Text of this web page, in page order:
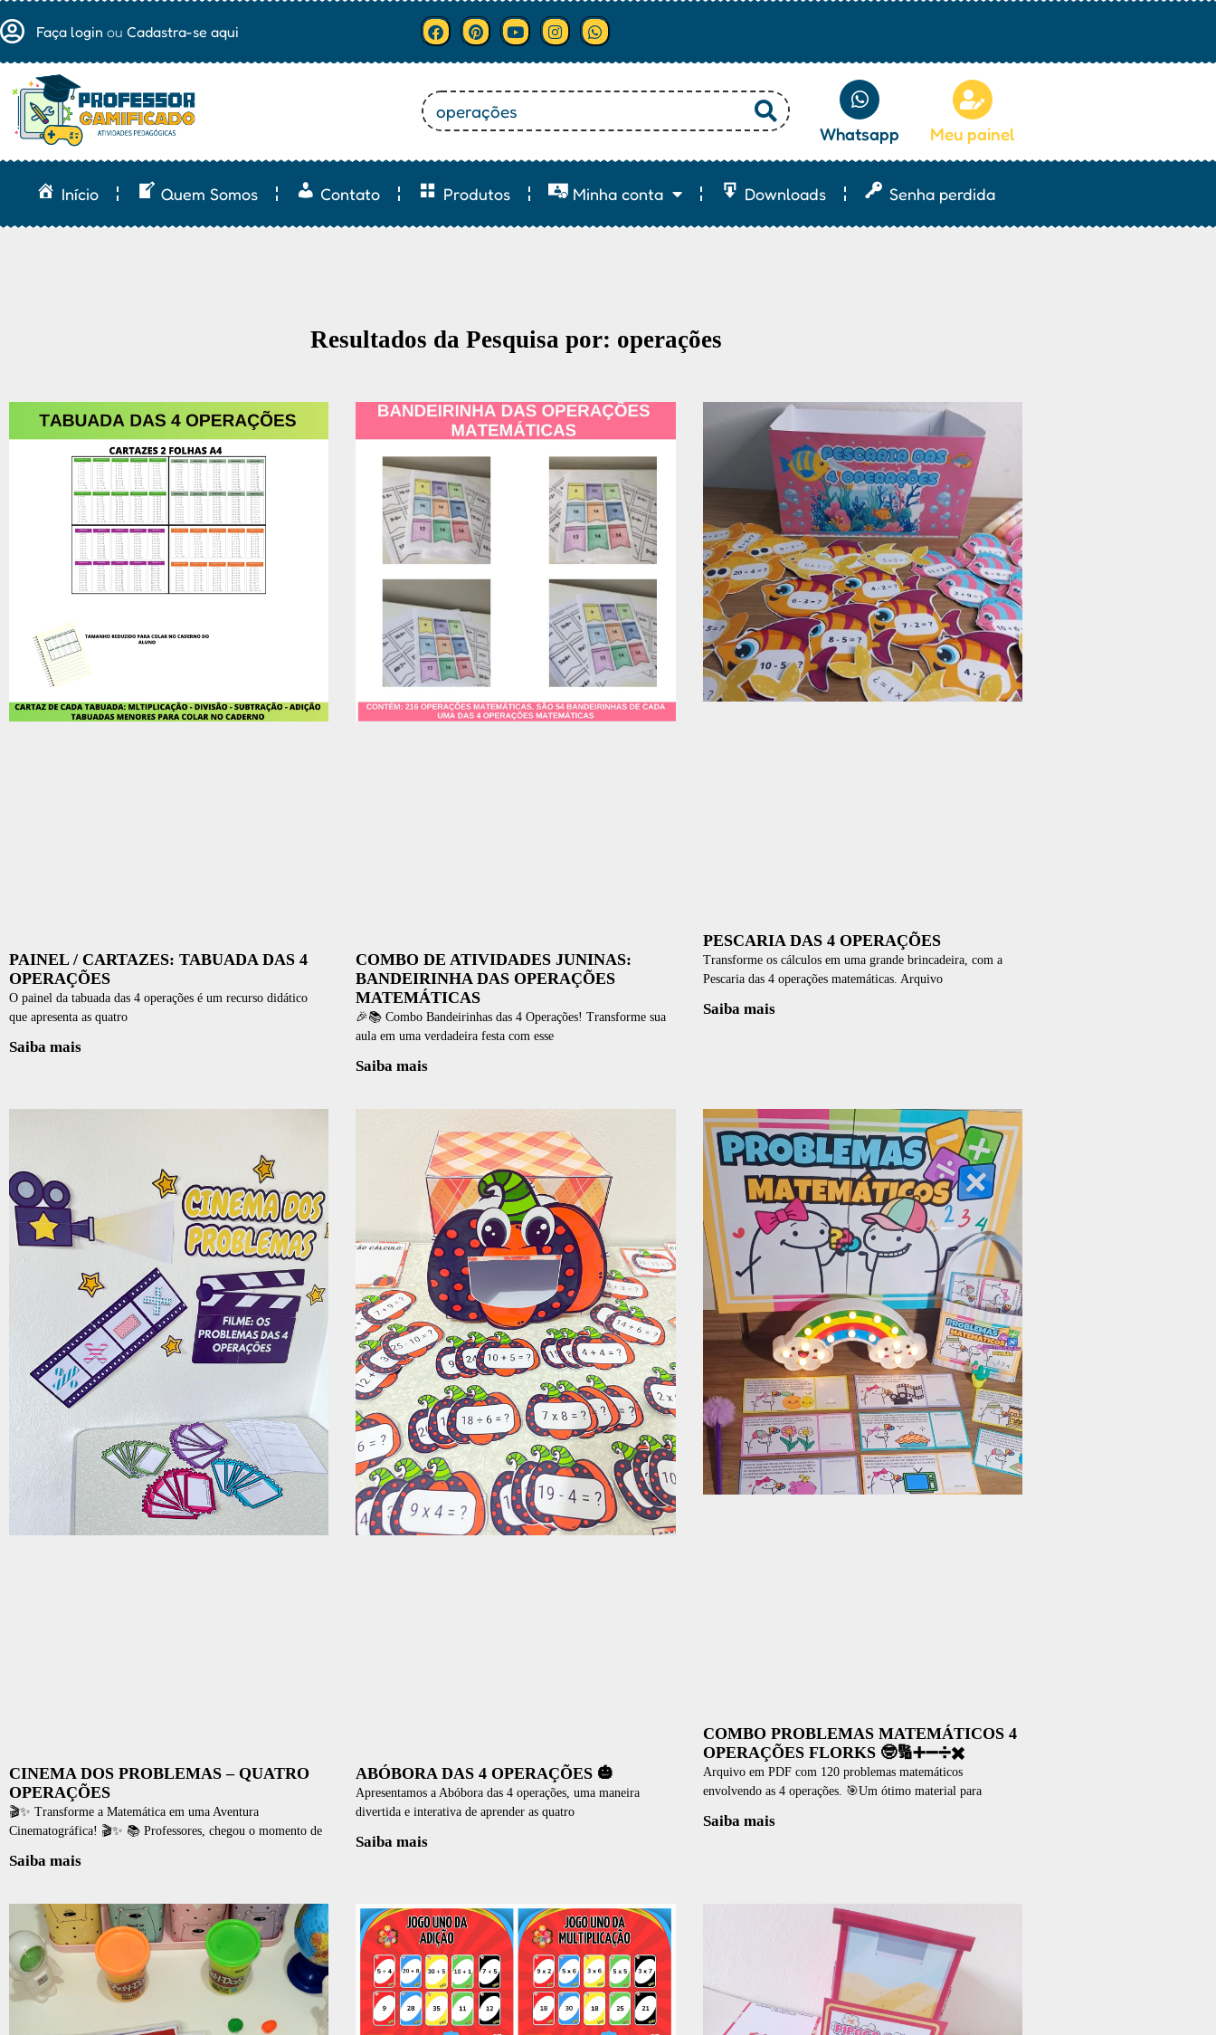
Faça login ou Cadastra-se aqui
Whatsapp Meu painel
Início Quem Somos Contato Produtos Minha conta Downloads Senha perdida
Resultados da Pesquisa por: operações
PAINEL / CARTAZES: TABUADA DAS 4
OPERAÇÕES
O painel da tabuada das 4 operações é um recurso didático
que apresenta as quatro
Saiba mais
COMBO DE ATIVIDADES JUNINAS:
BANDEIRINHA DAS OPERAÇÕES
MATEMÁTICAS
🎉📚 Combo Bandeirinhas das 4 Operações! Transforme sua
aula em uma verdadeira festa com esse
Saiba mais
PESCARIA DAS 4 OPERAÇÕES
Transforme os cálculos em uma grande brincadeira, com a
Pescaria das 4 operações matemáticas. Arquivo
Saiba mais
CINEMA DOS PROBLEMAS – QUATRO
OPERAÇÕES
🎬✨ Transforme a Matemática em uma Aventura
Cinematográfica! 🎬✨ 📚 Professores, chegou o momento de
Saiba mais
ABÓBORA DAS 4 OPERAÇÕES 🎃
Apresentamos a Abóbora das 4 operações, uma maneira
divertida e interativa de aprender as quatro
Saiba mais
COMBO PROBLEMAS MATEMÁTICOS 4
OPERAÇÕES FLORKS 🤓🔢➕➖➗✖️
Arquivo em PDF com 120 problemas matemáticos
envolvendo as 4 operações. 🎯Um ótimo material para
Saiba mais